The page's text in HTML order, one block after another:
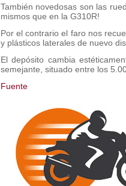
También novedosas son las
mismos que en la G310R!
Por el contrario el faro nos
y plásticos laterales de nuevo
El depósito cambia
semejante, situado entre los
Fuente